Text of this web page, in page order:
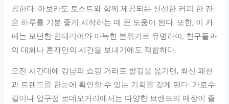
공한다. 아보카도 토스트와 함께 제공되는 신선한 커피 한 잔
은 하루를 기분 좋게 시작하는 데 큰 도움이 된다. 또한, 이 카
페는 모던한 인테리어와 아늑한 분위기로 유명하여, 친구들과
의 대화나 혼자만의 시간을 보내기에도 적합하다.
오전 시간대에 강남의 쇼핑 거리로 발길을 옮기면, 최신 패션
과 트렌드를 한눈에 확인할 수 있는 기회를 갖게 된다. 가로수
길이나 압구정 로데오거리에서는 다양한 브랜드의 매장이 즐